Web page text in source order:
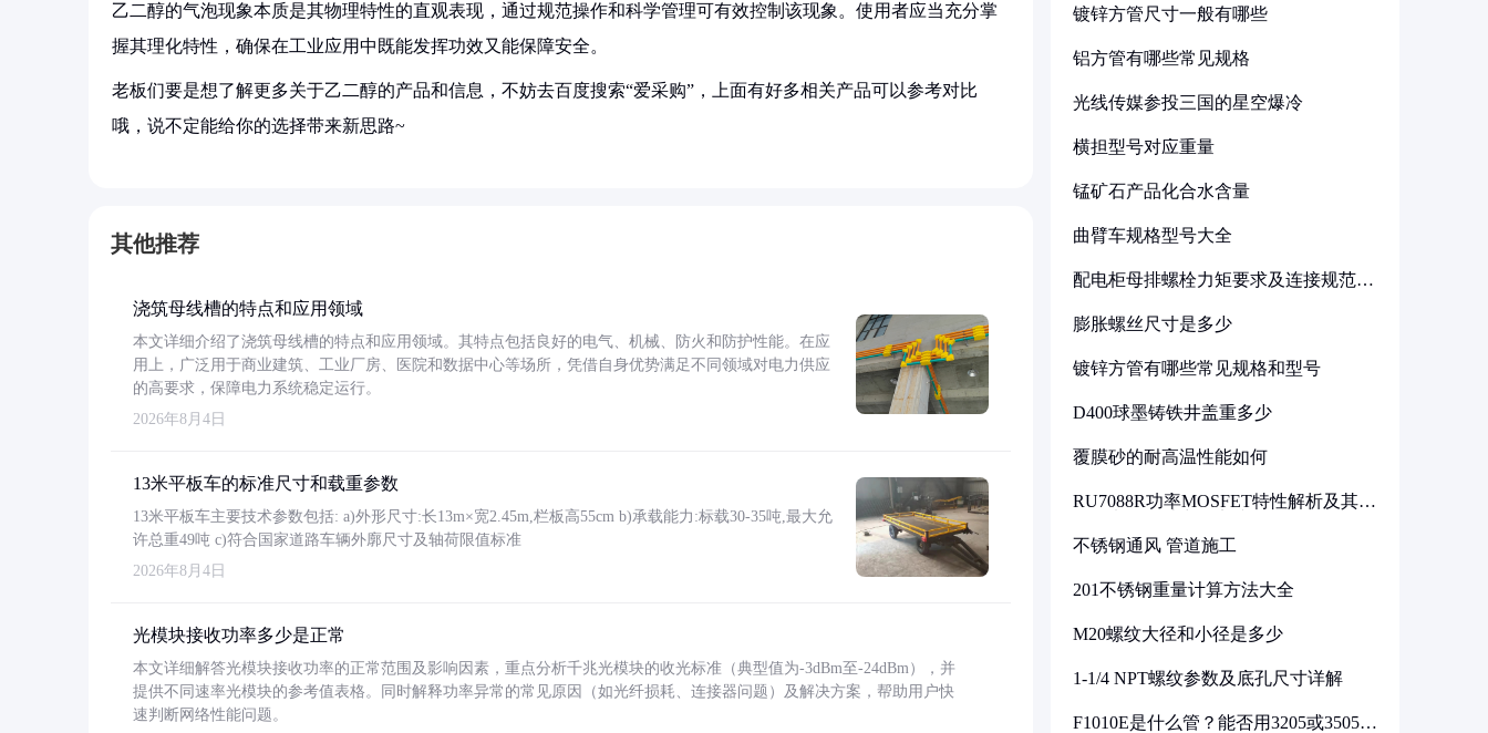
乙二醇的气泡现象本质是其物理特性的直观表现，通过规范操作和科学管理可有效控制该现象。使用者应当充分掌
握其理化特性，确保在工业应用中既能发挥功效又能保障安全。
老板们要是想了解更多关于乙二醇的产品和信息，不妨去百度搜索“爱采购”，上面有好多相关产品可以参考对比
哦，说不定能给你的选择带来新思路~
其他推荐
浇筑母线槽的特点和应用领域
本文详细介绍了浇筑母线槽的特点和应用领域。其特点包括良好的电气、机械、防火和防护性能。在应
用上，广泛用于商业建筑、工业厂房、医院和数据中心等场所，凭借自身优势满足不同领域对电力供应
的高要求，保障电力系统稳定运行。
2026年8月4日
13米平板车的标准尺寸和载重参数
13米平板车主要技术参数包括: a)外形尺寸:长13m×宽2.45m,栏板高55cm b)承载能力:标载30-35吨,最大允
许总重49吨 c)符合国家道路车辆外廓尺寸及轴荷限值标准
2026年8月4日
光模块接收功率多少是正常
本文详细解答光模块接收功率的正常范围及影响因素，重点分析千兆光模块的收光标准（典型值为-3dBm至-24dBm），并
提供不同速率光模块的参考值表格。同时解释功率异常的常见原因（如光纤损耗、连接器问题）及解决方案，帮助用户快
速判断网络性能问题。
镀锌方管尺寸一般有哪些
铝方管有哪些常见规格
光线传媒参投三国的星空爆冷
横担型号对应重量
锰矿石产品化合水含量
曲臂车规格型号大全
配电柜母排螺栓力矩要求及连接规范详
膨胀螺丝尺寸是多少
镀锌方管有哪些常见规格和型号
D400球墨铸铁井盖重多少
覆膜砂的耐高温性能如何
RU7088R功率MOSFET特性解析及其在
不锈钢通风 管道施工
201不锈钢重量计算方法大全
M20螺纹大径和小径是多少
1-1/4 NPT螺纹参数及底孔尺寸详解
F1010E是什么管？能否用3205或3505代